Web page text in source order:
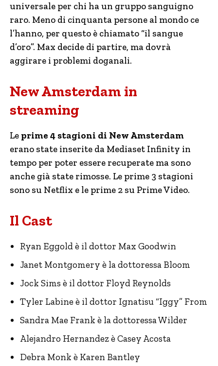
universale per chi ha un gruppo sanguigno
raro. Meno di cinquanta persone al mondo ce
l’hanno, per questo è chiamato “il sangue
d’oro”. Max decide di partire, ma dovrà
aggirare i problemi doganali.
New Amsterdam in
streaming
Le prime 4 stagioni di New Amsterdam
erano state inserite da Mediaset Infinity in
tempo per poter essere recuperate ma sono
anche già state rimosse. Le prime 3 stagioni
sono su Netflix e le prime 2 su Prime Video.
Il Cast
Ryan Eggold è il dottor Max Goodwin
Janet Montgomery è la dottoressa Bloom
Jock Sims è il dottor Floyd Reynolds
Tyler Labine è il dottor Ignatisu “Iggy” From
Sandra Mae Frank è la dottoressa Wilder
Alejandro Hernandez è Casey Acosta
Debra Monk è Karen Bantley